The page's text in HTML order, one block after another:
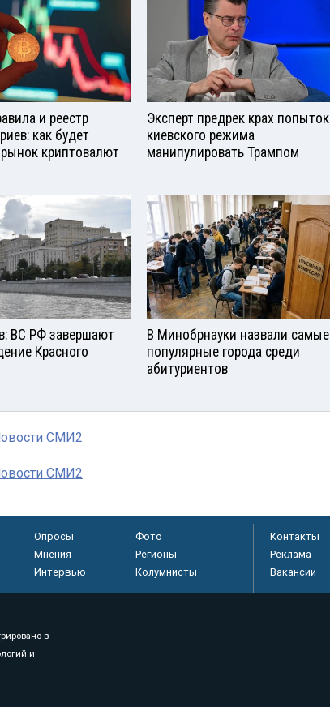
и реестр
как будет
криптовалют
Эксперт предрек крах попыток
киевского режима
манипулировать Трампом
ВС РФ завершают
Красного
В Минобрнауки назвали самые
популярные города среди
абитуриентов
СМИ2
СМИ2
Опросы
Фото
Мнения
Регионы
Интервью Колумнисты
Контакты
Реклама
Вакансии
в
и